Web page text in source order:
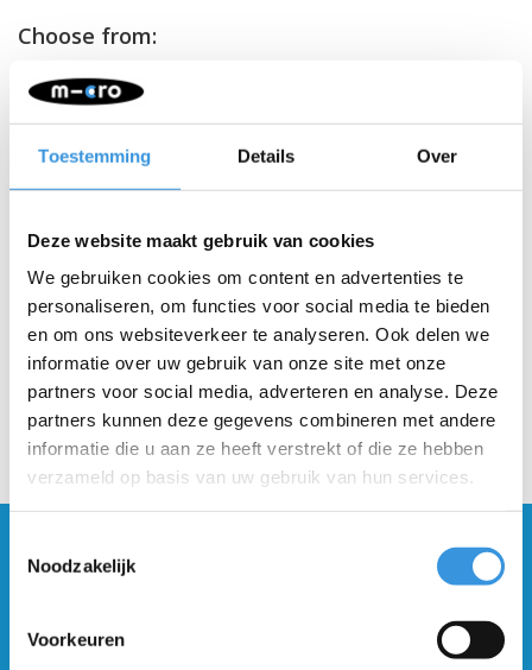
Toestemming Details Over
Deze website maakt gebruik van cookies
We gebruiken cookies om content en advertenties te
personaliseren, om functies voor social media te bieden
en om ons websiteverkeer te analyseren. Ook delen we
informatie over uw gebruik van onze site met onze
partners voor social media, adverteren en analyse. Deze
partners kunnen deze gegevens combineren met andere
informatie die u aan ze heeft verstrekt of die ze hebben
verzameld op basis van uw gebruik van hun services.
Noodzakelijk
Voorkeuren
Choose from:
- + IN WINKELWAGEN
Beschrijving
Blijf op de hoogte en schrijf je in voor onze
nieuwsbrief
Verstuur